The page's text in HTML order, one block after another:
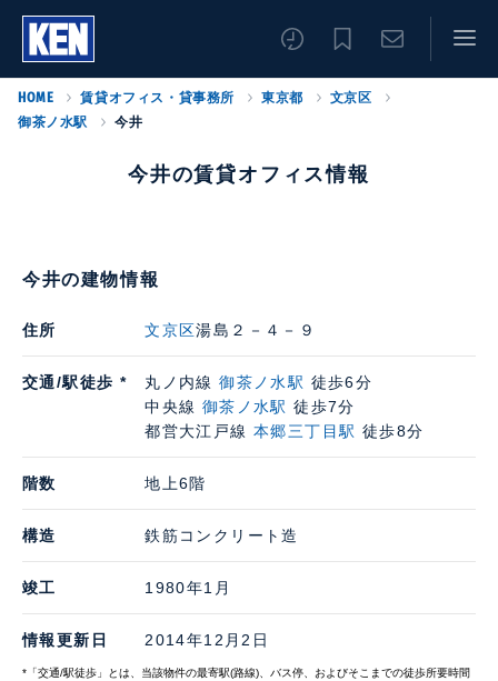
HOME 賃貸オフィス・貸事務所 東京都
文京区
御茶ノ水駅
今井
今井の賃貸オフィス情報
今井の建物情報
住所 文京区湯島２－４－９
交通/駅徒歩 * 丸ノ内線御茶ノ水駅 徒歩6分
中央線 御茶ノ水駅 徒歩7分
都営大江戸線本郷三丁目駅 徒歩8分
階数 地上6階
構造 鉄筋コンクリート造
竣工 1980年1月
情報更新日 2014年12月2日
*「交通/駅徒歩」とは、当該物件の最寄駅(路線)、バス停、およびそこまでの徒歩所要時間